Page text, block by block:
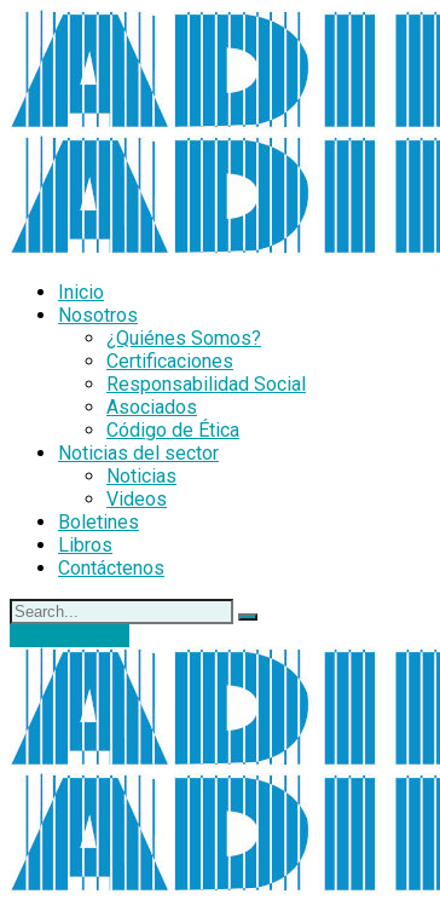
Inicio
Nosotros
¿Quiénes Somos?
Certificaciones
Responsabilidad Social
Asociados
Código de Ética
Noticias del sector
Noticias
Videos
Boletines
Libros
Contáctenos